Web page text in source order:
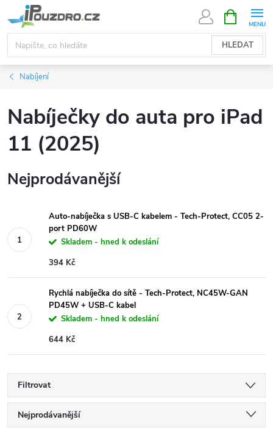
na
obsah
HLEDAT
NÁKUPNÍ
KOŠÍK
Nabíjení
Nabíječky do auta pro iPad
11 (2025)
Nejprodávanější
Auto-nabíječka s USB-C kabelem - Tech-Protect, CC05 2-
port PD60W
Skladem - hned k odeslání
394 Kč
Rychlá nabíječka do sítě - Tech-Protect, NC45W-GAN
PD45W + USB-C kabel
Skladem - hned k odeslání
644 Kč
Filtrovat
Ř
Nejprodávanější